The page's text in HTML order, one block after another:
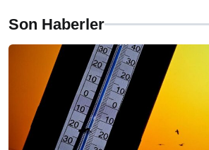
Son Haberler